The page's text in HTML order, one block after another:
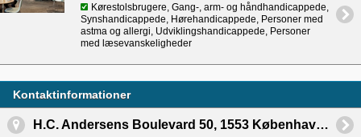
Kørestolsbrugere, Gang-, arm- og håndhandicappede,
Synshandicappede, Hørehandicappede, Personer med
astma og allergi, Udviklingshandicappede, Personer
med læsevanskeligheder
Kontaktinformationer
H.C. Andersens Boulevard 50, 1553 København V